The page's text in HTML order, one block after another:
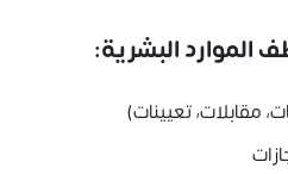
مقابلات، تعيينات)